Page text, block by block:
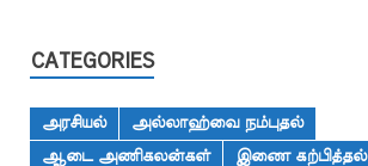
CATEGORIES
அரசியல்
அல்லாஹ்வை நம்புதல்
ஆடை அணிகலன்கள்
இணை கற்பித்தல்